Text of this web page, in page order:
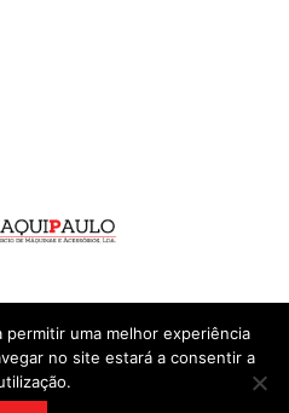
Negócios
uma melhor experiência
no site estará a consentir a